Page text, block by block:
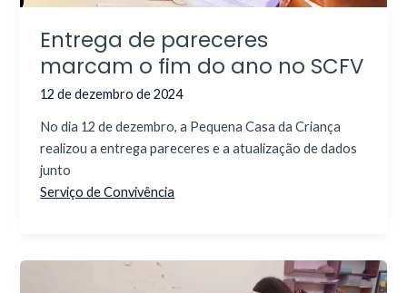
Entrega de pareceres
marcam o fim do ano no SCFV
12 de dezembro de 2024
No dia 12 de dezembro, a Pequena Casa da Criança
realizou a entrega pareceres e a atualização de dados
junto
Serviço de Convivência